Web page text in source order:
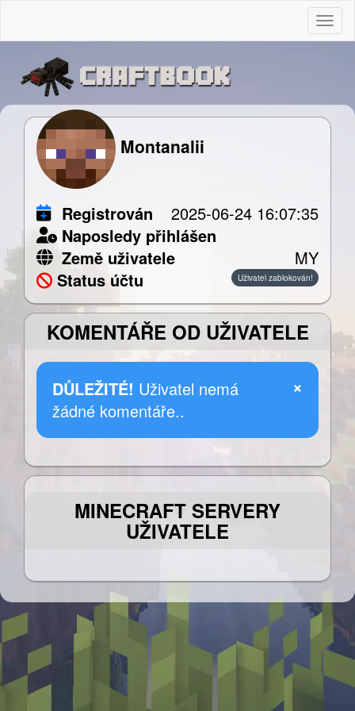
Montanalii
Registrován
2025-06-24 16:07:35
Naposledy přihlášen
Země uživatele
MY
Status účtu
Uživatel zablokován!
KOMENTÁŘE OD UŽIVATELE
×
DŮLEŽITÉ! Uživatel nemá
žádné komentáře..
MINECRAFT SERVERY
UŽIVATELE